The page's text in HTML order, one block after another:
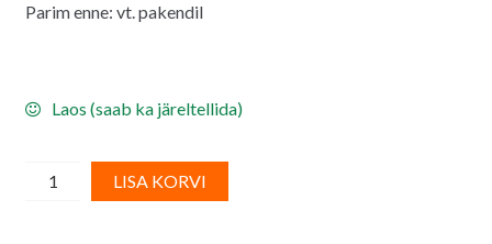
Parim enne: vt. pakendil
Laos (saab ka järeltellida)
Vahvlist
rohelised
LISA KORVI